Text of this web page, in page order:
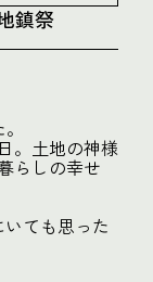
鎮祭
。土地の神様
らしの幸せ
ても思った